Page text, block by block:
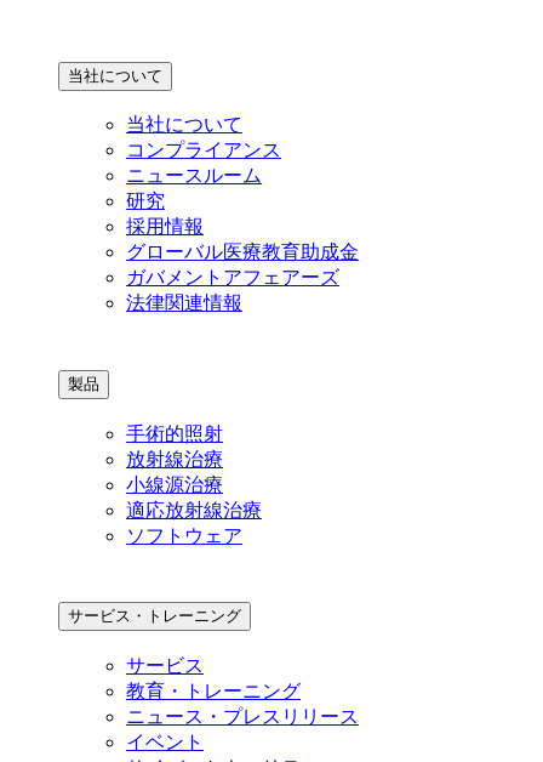
当社について
当社について
コンプライアンス
ニュースルーム
研究
採用情報
グローバル医療教育助成金
ガバメントアフェアーズ
法律関連情報
製品
手術的照射
放射線治療
小線源治療
適応放射線治療
ソフトウェア
サービス・トレーニング
サービス
教育・トレーニング
ニュース・プレスリリース
イベント